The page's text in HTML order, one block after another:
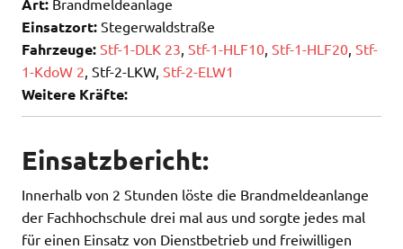
Einsatzort: Stegerwaldstraße
Fahrzeuge: Stf-1-DLK 23 Stf-1-HLF10 Stf-1-HLF20 Stf-
1-KdoW 2 , Stf-2-LKW, Stf-2-ELW1
Weitere Kräfte:
Einsatzbericht:
Innerhalb von 2 Stunden löste die Brandmeldeanlange
der Fachhochschule drei mal aus und sorgte jedes mal
für einen Einsatz von Dienstbetrieb und freiwilligen